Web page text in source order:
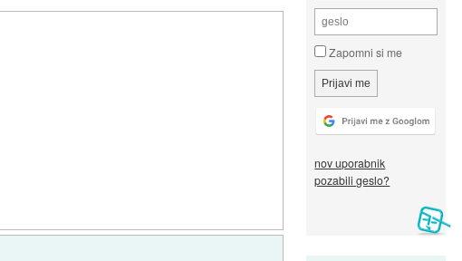
Zapomni si me
nov uporabnik
pozabili geslo?